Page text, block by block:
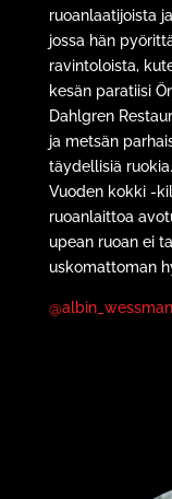
ruoanlaatijoista
jossa hän
ravintoloista,
kesän paratiisi
Dahlgren
ja metsän
täydellisiä
Vuoden kokki -
ruoanlaittoa
upean ruoan ei
uskomattoman
@albin_wessman